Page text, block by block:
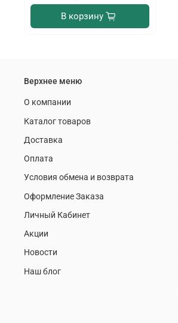
В корзину
Верхнее меню
О компании
Каталог товаров
Доставка
Оплата
Условия обмена и возврата
Оформление Заказа
Личный Кабинет
Акции
Новости
Наш блог